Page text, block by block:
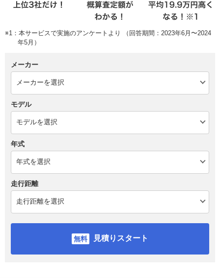
※1：本サービスで実施のアンケートより （回答期間：2023年6月〜2024
年5月）
メーカー
モデル
年式
走行距離
見積りスタート